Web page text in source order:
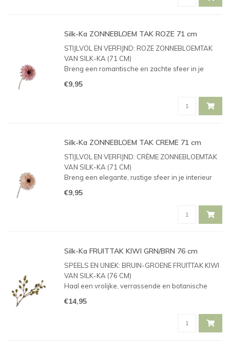
Silk-Ka ZONNEBLOEM TAK ROZE 71 cm
STIJLVOL EN VERFIJND: ROZE ZONNEBLOEMTAK
VAN SILK-KA (71 CM)
Breng een romantische en zachte sfeer in je
van het bekende kwaliteitsmerk Silk-ka. Dit item is
speciaal geselecteerd voor de collectie van Kloos
€9,95
Silk-Ka ZONNEBLOEM TAK CREME 71 cm
STIJLVOL EN VERFIJND: CRÈME ZONNEBLOEMTAK
VAN SILK-KA (71 CM)
Breng een elegante, rustige sfeer in je interieur
het bekende kwaliteitsmerk Silk-ka. Dit item is
speciaal geselecteerd voor de collectie van
€9,95
Silk-Ka FRUITTAK KIWI GRN/BRN 76 cm
SPEELS EN UNIEK: BRUIN-GROENE FRUITTAK KIWI
VAN SILK-KA (76 CM)
Haal een vrolijke, verrassende en botanische
fruittak van het bekende kwaliteitsmerk Silk-ka.
Dit item is speciaal geselecteerd voor de collectie
€14,95